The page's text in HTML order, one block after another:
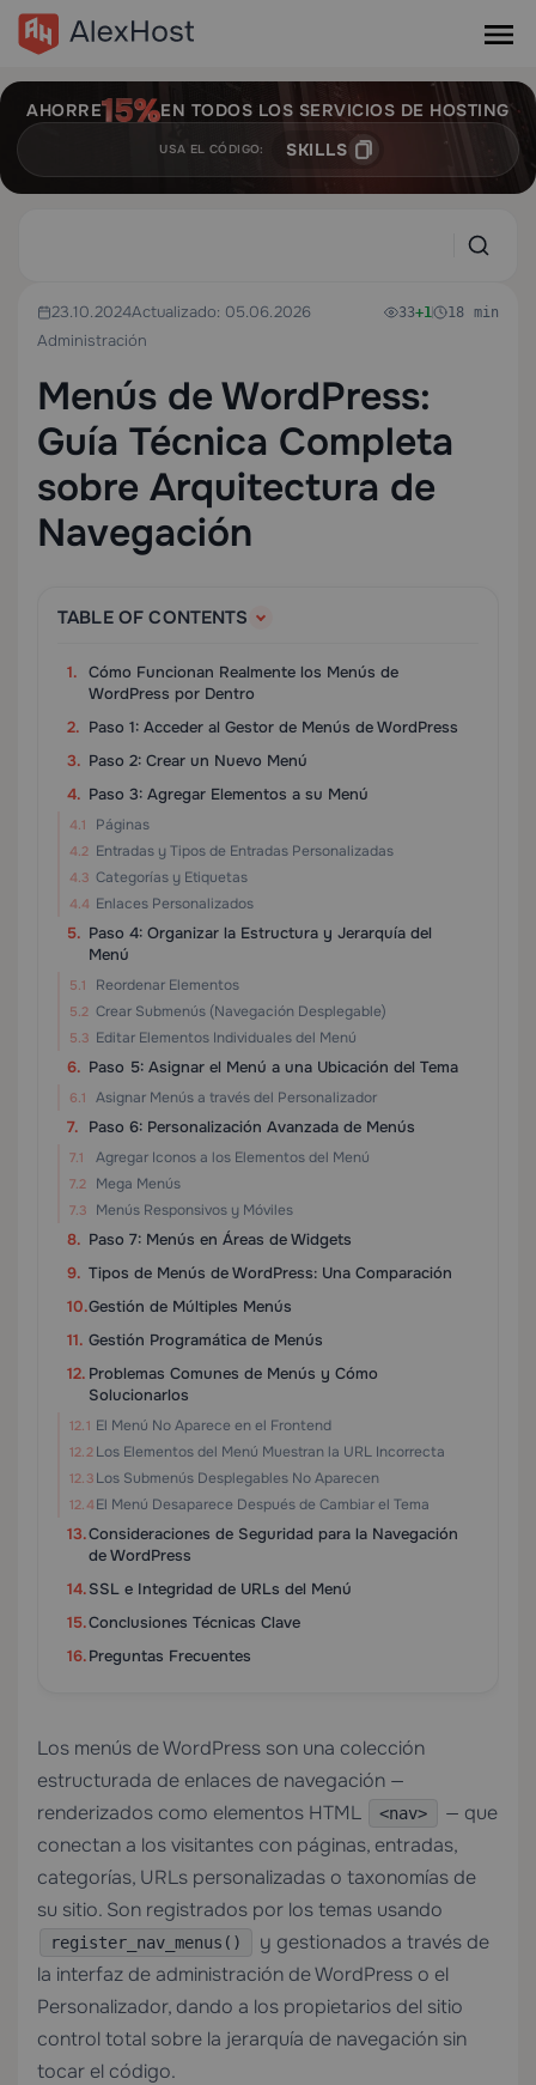
AHORRE EN TODOS LOS SERVICIOS DE HOSTING
USA EL CÓDIGO: SKILLS
23.10.2024Actualizado: 05.06.2026
Administración
33+1 18 min
Menús de WordPress:
Guía Técnica Completa
sobre Arquitectura de
Navegación
TABLE OF CONTENTS
Cómo Funcionan Realmente los Menús de
WordPress por Dentro
Paso 1: Acceder al Gestor de Menús de WordPress
Paso 2: Crear un Nuevo Menú
Paso 3: Agregar Elementos a su Menú
Páginas
Entradas y Tipos de Entradas Personalizadas
Categorías y Etiquetas
Enlaces Personalizados
Paso 4: Organizar la Estructura y Jerarquía del
Menú
Reordenar Elementos
Crear Submenús (Navegación Desplegable)
Editar Elementos Individuales del Menú
Paso 5: Asignar el Menú a una Ubicación del Tema
Asignar Menús a través del Personalizador
Paso 6: Personalización Avanzada de Menús
Agregar Iconos a los Elementos del Menú
Mega Menús
Menús Responsivos y Móviles
Paso 7: Menús en Áreas de Widgets
Tipos de Menús de WordPress: Una Comparación
Gestión de Múltiples Menús
Gestión Programática de Menús
Problemas Comunes de Menús y Cómo
Solucionarlos
El Menú No Aparece en el Frontend
Los Elementos del Menú Muestran la URL Incorrecta
Los Submenús Desplegables No Aparecen
El Menú Desaparece Después de Cambiar el Tema
Consideraciones de Seguridad para la Navegación
de WordPress
SSL e Integridad de URLs del Menú
Conclusiones Técnicas Clave
Preguntas Frecuentes
Los menús de WordPress son una colección
estructurada de enlaces de navegación —
renderizados como elementos HTML
<nav>
— que
conectan a los visitantes con páginas, entradas,
categorías, URLs personalizadas o taxonomías de
su sitio. Son registrados por los temas usando
register_nav_menus()
y gestionados a través de
la interfaz de administración de WordPress o el
Personalizador, dando a los propietarios del sitio
control total sobre la jerarquía de navegación sin
tocar el código.